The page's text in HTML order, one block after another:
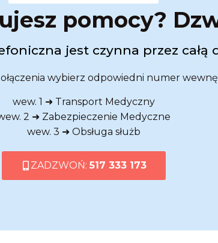
pomocy?
jest czynna przez całą
wybierz odpowiedni numer
wew. 1 ➜ Transport Medyczny
2 ➜ Zabezpieczenie Medyczne
wew. 3 ➜ Obsługa służb
ZADZWOŃ: 517 333 173